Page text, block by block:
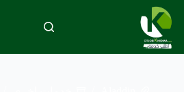
التجاوز
إلى
المحتوى